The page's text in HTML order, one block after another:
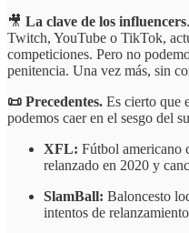
🎥 La clave de los influencers
Twitch, YouTube o TikTok,
competiciones. Pero no
penitencia. Una vez más, sin
📜 Precedentes. Es cierto que
podemos caer en el sesgo del
XFL: Fútbol americano
relanzado en 2020 y
SlamBall: Baloncesto
intentos de